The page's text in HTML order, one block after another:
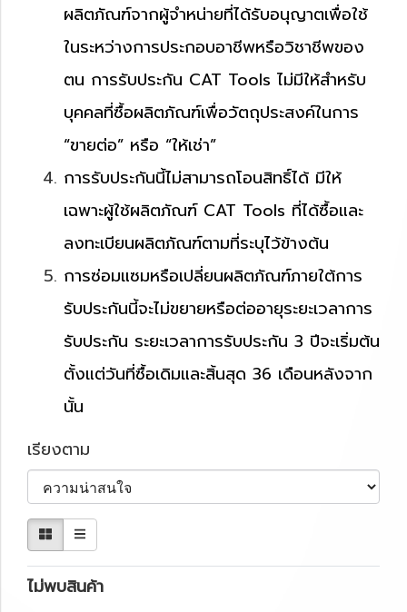
ผลิตภัณฑ์จากผู้จำหน่ายที่ได้รับอนุญาตเพื่อใช้
ในระหว่างการประกอบอาชีพหรือวิชาชีพของ
ตน การรับประกัน CAT Tools ไม่มีให้สำหรับ
บุคคลที่ซื้อผลิตภัณฑ์เพื่อวัตถุประสงค์ในการ
“ขายต่อ” หรือ “ให้เช่า”
การรับประกันนี้ไม่สามารถโอนสิทธิ์ได้ มีให้
เฉพาะผู้ใช้ผลิตภัณฑ์ CAT Tools ที่ได้ซื้อและ
ลงทะเบียนผลิตภัณฑ์ตามที่ระบุไว้ข้างต้น
การซ่อมแซมหรือเปลี่ยนผลิตภัณฑ์ภายใต้การ
รับประกันนี้จะไม่ขยายหรือต่ออายุระยะเวลาการ
รับประกัน ระยะเวลาการรับประกัน 3 ปีจะเริ่มต้น
ตั้งแต่วันที่ซื้อเดิมและสิ้นสุด 36 เดือนหลังจาก
นั้น
เรียงตาม
ไม่พบสินค้า